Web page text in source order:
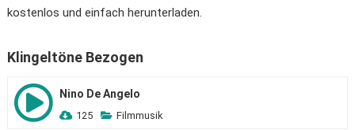
kostenlos und einfach herunterladen.
Klingeltöne Bezogen
Nino De Angelo
125 Filmmusik